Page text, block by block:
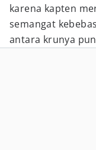
karena kapten
semangat
antara krunya